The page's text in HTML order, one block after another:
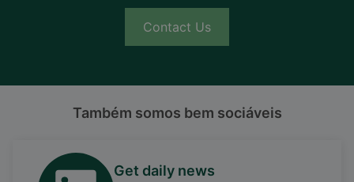
Contact Us
Também somos bem sociáveis
Get daily news